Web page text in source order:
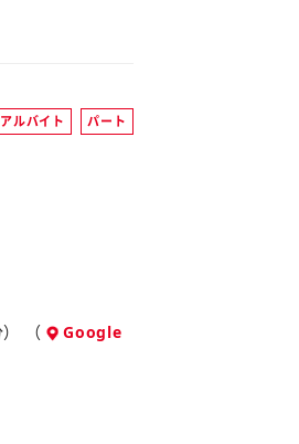
アルバイト パート
） （
Google